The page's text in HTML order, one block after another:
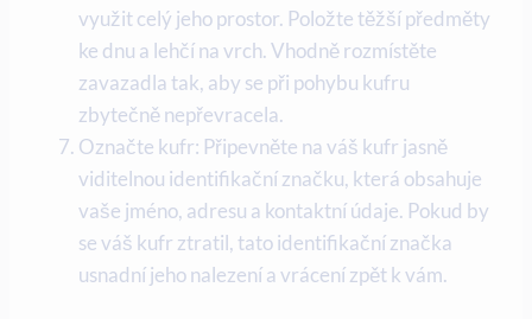
využit celý jeho prostor. Položte těžší předměty
ke dnu a lehčí na vrch. Vhodně rozmístěte
zavazadla tak, aby se při pohybu kufru
zbytečně nepřevracela.
Označte kufr: Připevněte na váš kufr jasně
viditelnou identifikační značku, která obsahuje
vaše jméno, adresu a kontaktní údaje. Pokud by
se váš kufr ztratil, tato identifikační značka
usnadní jeho nalezení a vrácení zpět k vám.